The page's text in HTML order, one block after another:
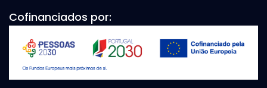
Cofinanciados por: